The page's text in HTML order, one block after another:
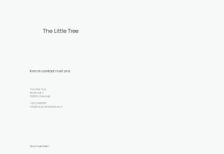
The Little Tree
Kom in contact met ons
The Little Tree
Kerkstraat 3
5061 EG Oisterwijk
+31 6 27487567
info@babyspathelittletree.nl
Openingstijden: